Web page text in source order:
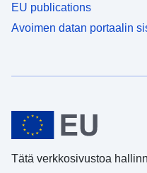
EU publications
Avoimen datan portaalin
Tätä verkkosivustoa